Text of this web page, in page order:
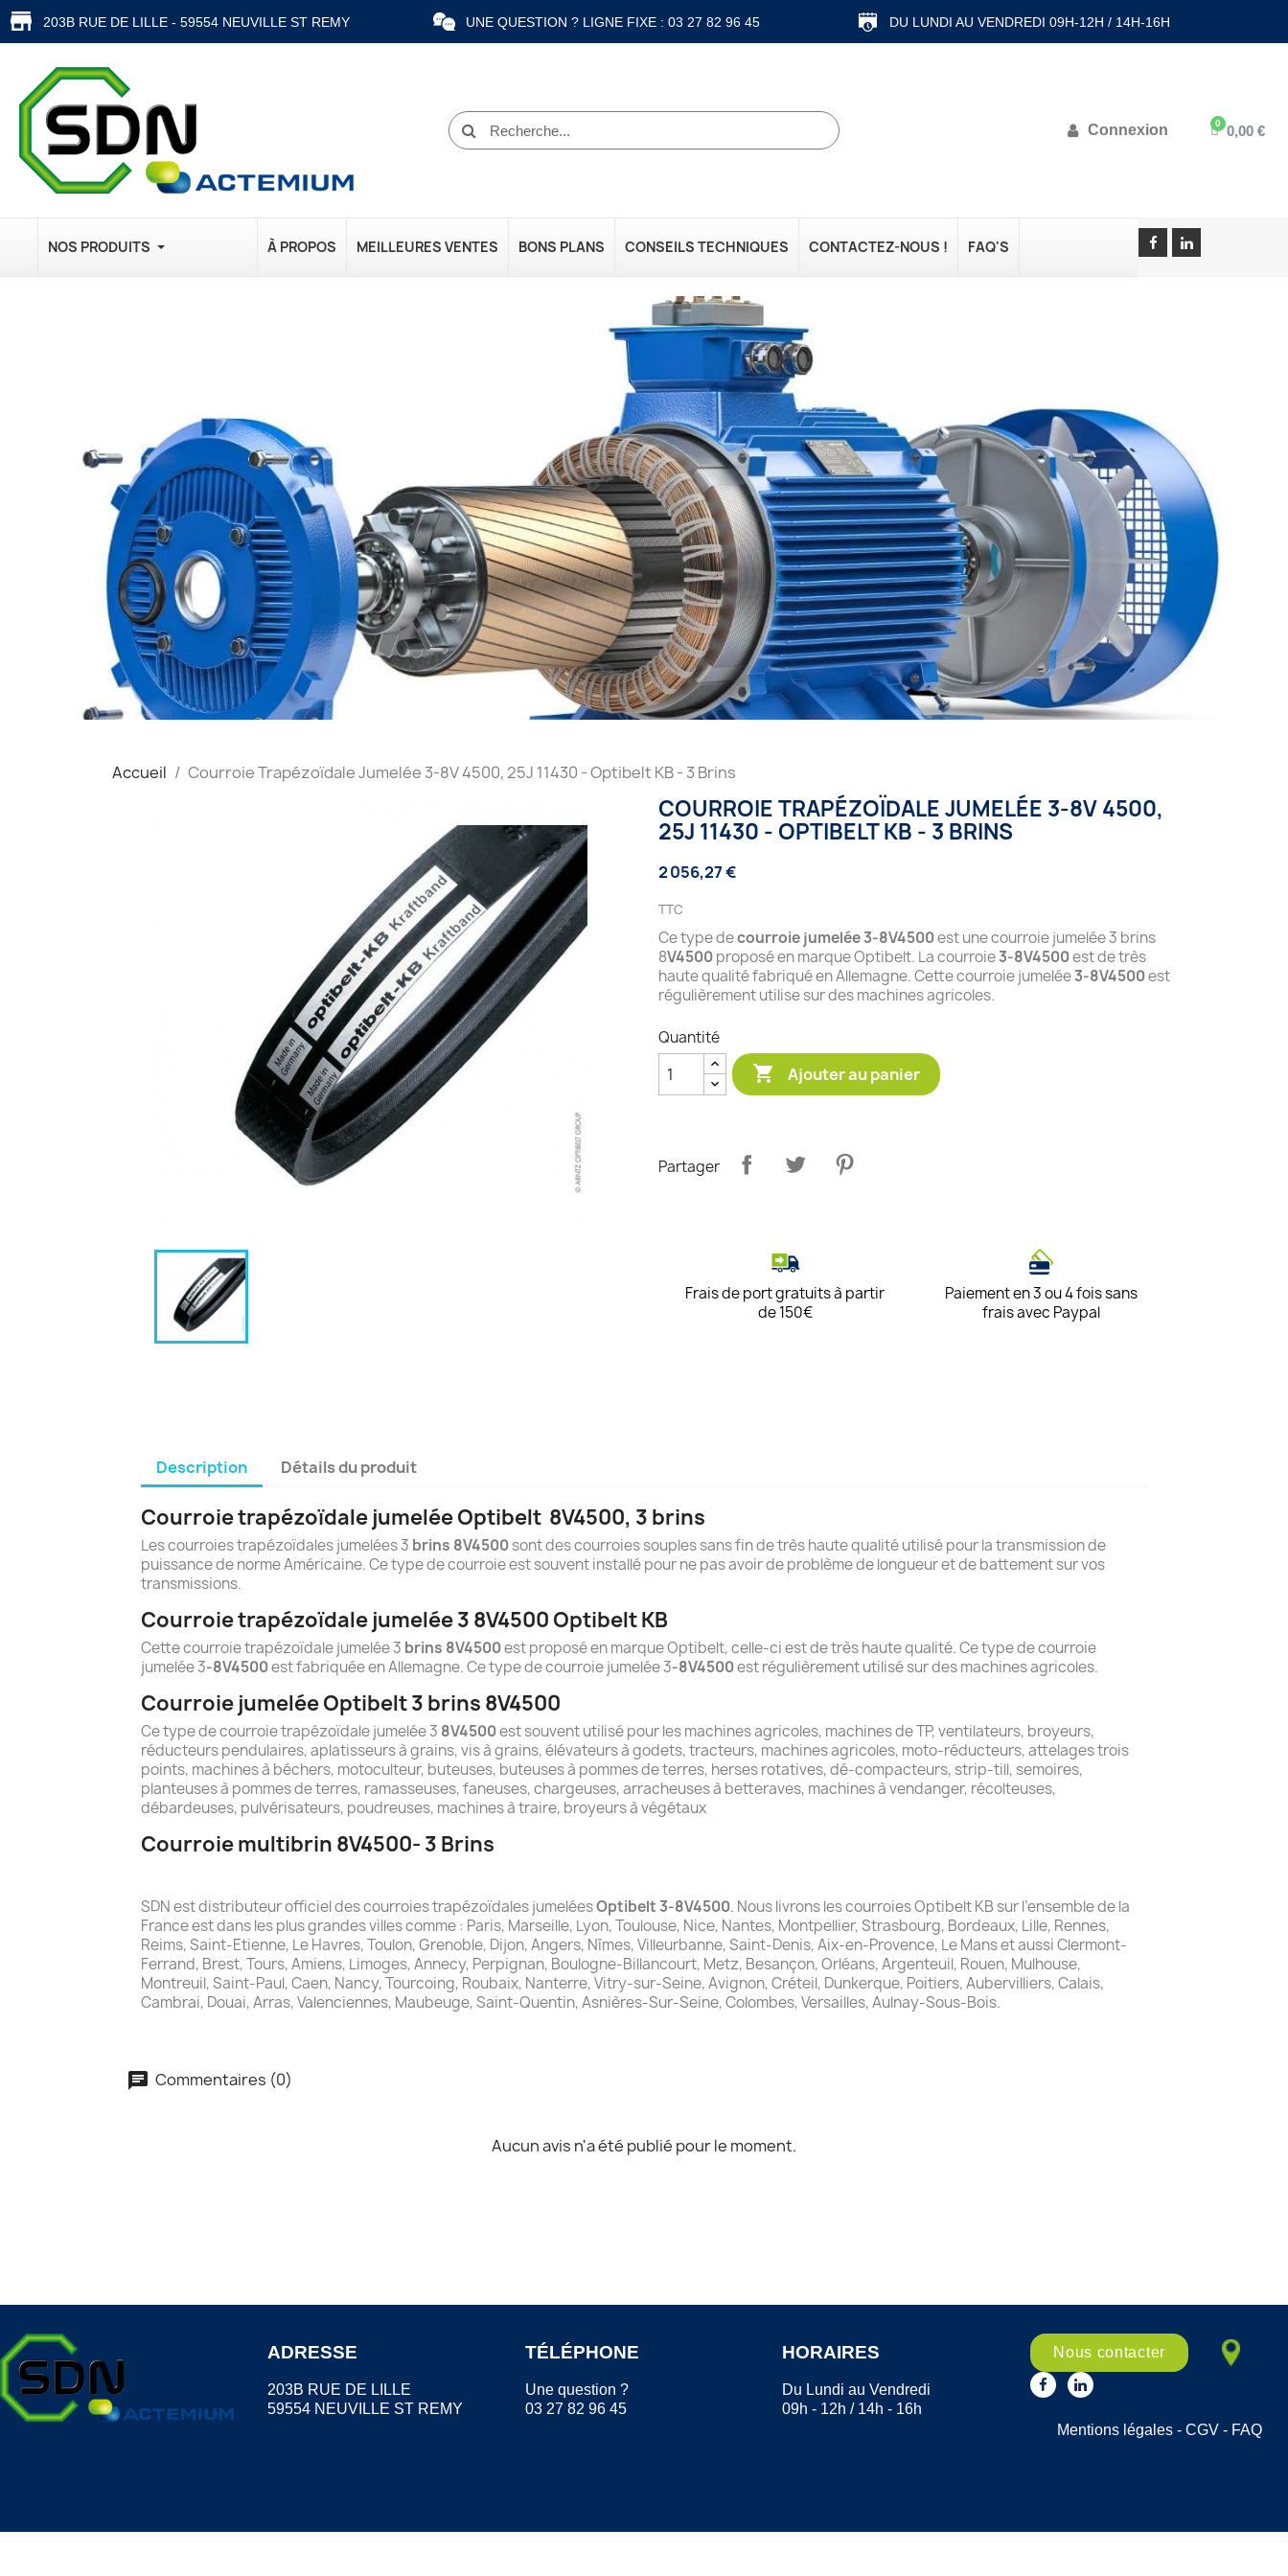
203B RUE DE LILLE - 59554 NEUVILLE ST REMY UNE QUESTION ? LIGNE FIXE : 03 27 82 96 45 DU LUNDI AU VENDREDI 09H-12H / 14H-16H
Connexion 0,00 €
NOS PRODUITS À PROPOS MEILLEURES VENTES BONS PLANS CONSEILS TECHNIQUES CONTACTEZ-NOUS ! FAQ'S
Accueil Courroie Trapézoïdale Jumelée 3-8V 4500, 25J 11430 - Optibelt KB - 3 Brins
COURROIE TRAPÉZOÏDALE JUMELÉE 3-8V 4500,
25J 11430 - OPTIBELT KB - 3 BRINS
2 056,27 €
TTC
Ce type decourroie jumelée 3-8V4500est une courroie jumelée 3 brins
8V4500proposé en marque Optibelt. La courroie3-8V4500est de très
haute qualité fabriqué en Allemagne. Cette courroie jumelée3-8V4500est
régulièrement utilise sur des machines agricoles.
Quantité
 Ajouter au panier
Partager
Frais de port gratuits à partir
de 150€
Paiement en 3 ou 4 fois sans
frais avec Paypal
Description Détails du produit
Courroie trapézoïdale jumelée Optibelt 8V4500, 3 brins
Les courroies trapézoïdales jumelées 3 brins 8V4500sont des courroies souples sans fin de très haute qualité utilisé pour la transmission de
puissance de norme Américaine. Ce type de courroie est souvent installé pour ne pas avoir de problème de longueur et de battement sur vos
transmissions.
Courroie trapézoïdale jumelée 3 8V4500 Optibelt KB
Cette courroie trapézoïdale jumelée 3 brins 8V4500est proposé en marque Optibelt, celle-ci est de très haute qualité. Ce type de courroie
jumelée 3-8V4500est fabriquée en Allemagne. Ce type de courroie jumelée 3-8V4500est régulièrement utilisé sur des machines agricoles.
Courroie jumelée Optibelt 3 brins 8V4500
Ce type de courroie trapézoïdale jumelée 3 8V4500est souvent utilisé pour les machines agricoles, machines de TP, ventilateurs, broyeurs,
réducteurs pendulaires, aplatisseurs à grains, vis à grains, élévateurs à godets, tracteurs, machines agricoles, moto-réducteurs, attelages trois
points, machines à béchers, motoculteur, buteuses, buteuses à pommes de terres, herses rotatives, dé-compacteurs, strip-till, semoires,
planteuses à pommes de terres, ramasseuses, faneuses, chargeuses, arracheuses à betteraves, machines à vendanger, récolteuses,
débardeuses, pulvérisateurs, poudreuses, machines à traire, broyeurs à végétaux
Courroie multibrin 8V4500- 3 Brins
SDN est distributeur officiel des courroies trapézoïdales jumeléesOptibelt 3-8V4500. Nous livrons les courroies Optibelt KB sur l’ensemble de la
France est dans les plus grandes villes comme : Paris, Marseille, Lyon, Toulouse, Nice, Nantes, Montpellier, Strasbourg, Bordeaux, Lille, Rennes,
Reims, Saint-Etienne, Le Havres, Toulon, Grenoble, Dijon, Angers, Nîmes, Villeurbanne, Saint-Denis, Aix-en-Provence, Le Mans et aussi Clermont-
Ferrand, Brest, Tours, Amiens, Limoges, Annecy, Perpignan, Boulogne-Billancourt, Metz, Besançon, Orléans, Argenteuil, Rouen, Mulhouse,
Montreuil, Saint-Paul, Caen, Nancy, Tourcoing, Roubaix, Nanterre, Vitry-sur-Seine, Avignon, Créteil, Dunkerque, Poitiers, Aubervilliers, Calais,
Cambrai, Douai, Arras, Valenciennes, Maubeuge, Saint-Quentin, Asnières-Sur-Seine, Colombes, Versailles, Aulnay-Sous-Bois.
Commentaires (0)
Aucun avis n'a été publié pour le moment.
ADRESSE
203B RUE DE LILLE
59554 NEUVILLE ST REMY
TÉLÉPHONE
Une question ?
03 27 82 96 45
HORAIRES
Du Lundi au Vendredi
09h - 12h / 14h - 16h
Nous contacter
Mentions légales- CGV- FAQ